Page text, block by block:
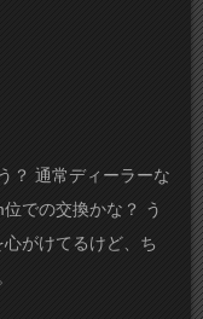
？ 通常ディーラーな
での交換かな？ う
がけてるけど、ち